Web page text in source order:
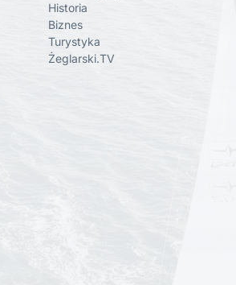
Historia
Biznes
Turystyka
Żeglarski.TV